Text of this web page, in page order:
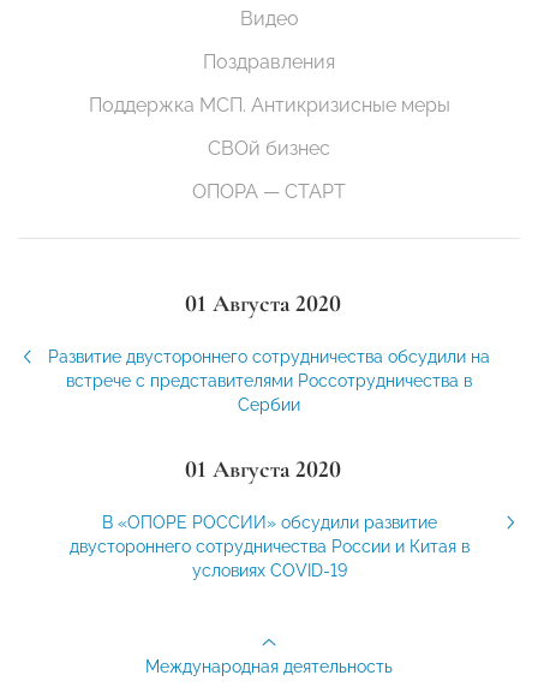
Видео
Поздравления
Поддержка МСП. Антикризисные меры
СВОй бизнес
ОПОРА — СТАРТ
01 Августа 2020
Развитие двустороннего сотрудничества обсудили на
встрече с представителями Россотрудничества в
Сербии
01 Августа 2020
В «ОПОРЕ РОССИИ» обсудили развитие
двустороннего сотрудничества России и Китая в
условиях COVID-19
Международная деятельность